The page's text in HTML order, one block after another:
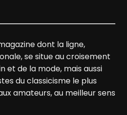
dont la ligne,
se situe au croisement
et de la mode, mais aussi
du classicisme le plus
amateurs, au meilleur sens